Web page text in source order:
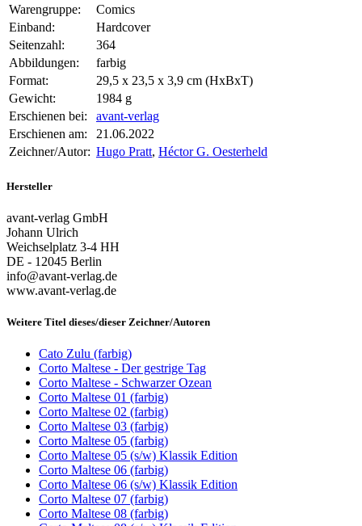
Warengruppe:
Comics
Einband:
Hardcover
Seitenzahl:
364
Abbildungen:
farbig
Format:
29,5 x 23,5 x 3,9 cm (HxBxT)
Gewicht:
1984 g
Erschienen bei:
avant-verlag
Erschienen am:
21.06.2022
Zeichner/Autor: Hugo Pratt, Héctor G. Oesterheld
Hersteller
avant-verlag GmbH
Johann Ulrich
Weichselplatz 3-4 HH
DE - 12045 Berlin
info@avant-verlag.de
www.avant-verlag.de
Weitere Titel dieses/dieser Zeichner/Autoren
Cato Zulu (farbig)
Corto Maltese - Der gestrige Tag
Corto Maltese - Schwarzer Ozean
Corto Maltese 01 (farbig)
Corto Maltese 02 (farbig)
Corto Maltese 03 (farbig)
Corto Maltese 05 (farbig)
Corto Maltese 05 (s/w) Klassik Edition
Corto Maltese 06 (farbig)
Corto Maltese 06 (s/w) Klassik Edition
Corto Maltese 07 (farbig)
Corto Maltese 08 (farbig)